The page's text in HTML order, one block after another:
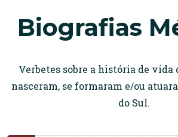
Biografias
Verbetes sobre a história de vida
nasceram, se formaram e/ou
do Sul.